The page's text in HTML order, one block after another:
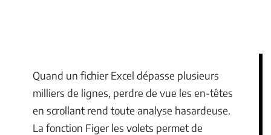
Quand un fichier Excel dépasse plusieurs
milliers de lignes, perdre de vue les en-têtes
en scrollant rend toute analyse hasardeuse.
La fonction Figer les volets permet de